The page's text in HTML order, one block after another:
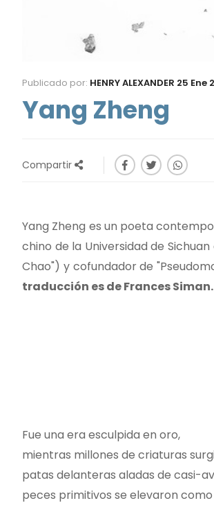
Publicado por: HENRY ALEXANDER 25 Ene
Yang Zheng
Compartir
Yang Zheng es un poeta
chino de la Universidad de
Chao") y cofundador de
traducción es de Frances Siman.
Fue una era esculpida en oro,
mientras millones de criaturas
patas delanteras aladas de casi-
peces primitivos se elevaron